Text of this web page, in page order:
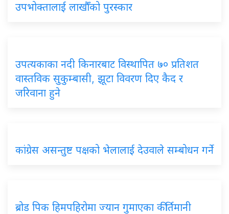
उपभोक्तालाई लाखौँको पुरस्कार
उपत्यकाका नदी किनारबाट विस्थापित ७० प्रतिशत
वास्तविक सुकुम्बासी, झूटा विवरण दिए कैद र
जरिवाना हुने
कांग्रेस असन्तुष्ट पक्षको भेलालाई देउवाले सम्बोधन गर्ने
ब्रोड पिक हिमपहिरोमा ज्यान गुमाएका कीर्तिमानी